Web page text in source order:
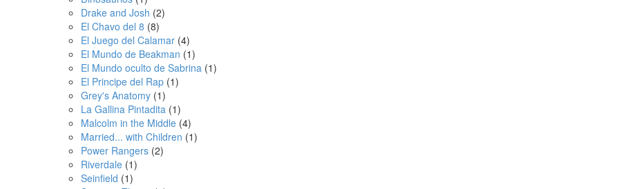
Drake and Josh (2)
El Chavo del 8 (8)
El Juego del Calamar (4)
El Mundo de Beakman (1)
El Mundo oculto de Sabrina (1)
El Principe del Rap (1)
Grey's Anatomy (1)
La Gallina Pintadita (1)
Malcolm in the Middle (4)
Married... with Children (1)
Power Rangers (2)
Riverdale (1)
Seinfield (1)